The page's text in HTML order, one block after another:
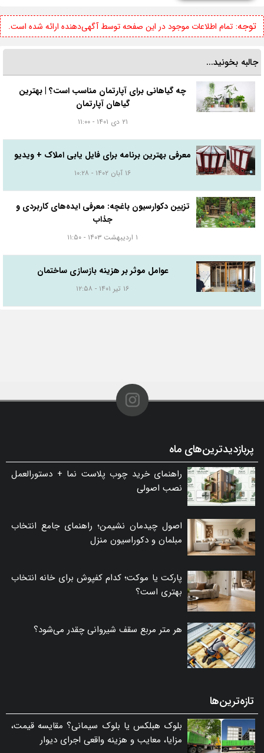
توجه:تمام اطلاعات موجود در این صفحه توسط آگهی‌دهنده ارائه شده است.
جالبه بخونید...
چه گیاهانی برای آپارتمان مناسب است؟ | بهترین
گیاهان آپارتمان
معرفی بهترین برنامه برای فایل یابی املاک + ویدیو
تزیین دکوارسیون باغچه: معرفی ایده‌های کاربردی و
جذاب
عوامل موثر بر هزینه بازسازی ساختمان
پربازدیدترین‌های ماه
راهنمای خرید چوب پلاست نما + دستورالعمل
نصب اصولی
اصول چیدمان نشیمن؛ راهنمای جامع انتخاب
مبلمان و دکوراسیون منزل
پارکت یا موکت؛ کدام کفپوش برای خانه انتخاب
بهتری است؟
هر متر مربع سقف شیروانی چقدر می‌شود؟
تازه‌ترین‌ها
بلوک هبلکس یا بلوک سیمانی؟ مقایسه قیمت،
مزایا، معایب و هزینه واقعی اجرای دیوار